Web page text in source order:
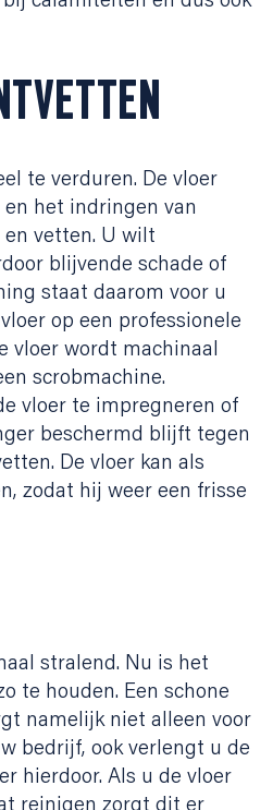
te verduren. De vloer
het indringen van
vetten. U wilt
blijvende schade of
staat daarom voor u
op een professionele
vloer wordt machinaal
scrobmachine.
vloer te impregneren of
beschermd blijft tegen
De vloer kan als
zodat hij weer een frisse
stralend. Nu is het
te houden. Een schone
namelijk niet alleen voor
bedrijf, ook verlengt u de
hierdoor. Als u de vloer